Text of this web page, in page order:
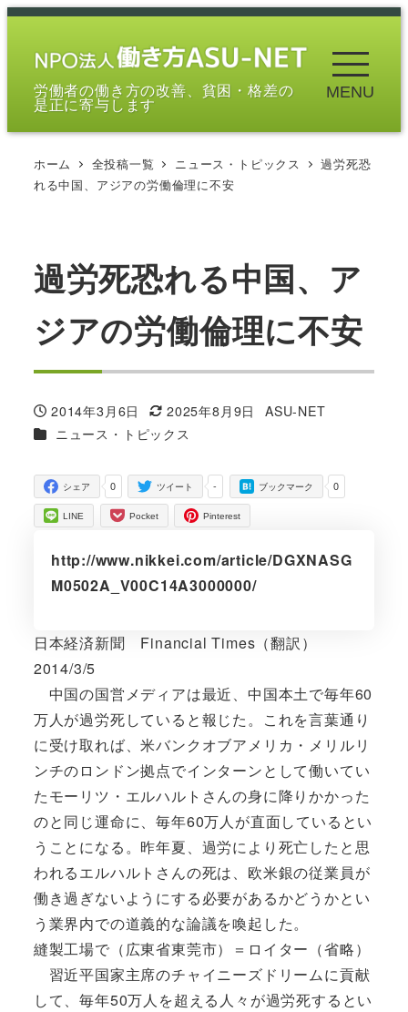
メ
労働者の働き方の改善、貧困・格差の
是正に寄与します
MENU
ホーム 全投稿一覧 ニュース・トピックス
過労死恐
れる中国、アジアの労働倫理に不安
過労死恐れる中国、ア
ジアの労働倫理に不安
投稿日
2014年3月6日
更新日
2025年8月9日
著
ASU-NET
カテゴリー
ニュース・トピックス
0
シェア -
ツイート 0
ブックマーク
LINE Pocket Pinterest
http://www.nikkei.com/article/DGXNASG
M0502A_V00C14A3000000/
日本経済新聞 Financial Times（翻訳）
2014/3/5
中国の国営メディアは最近、中国本土で毎年60
万人が過労死していると報じた。これを言葉通り
に受け取れば、米バンクオブアメリカ・メリルリ
ンチのロンドン拠点でインターンとして働いてい
たモーリツ・エルハルトさんの身に降りかかった
のと同じ運命に、毎年60万人が直面しているとい
うことになる。昨年夏、過労により死亡したと思
われるエルハルトさんの死は、欧米銀の従業員が
働き過ぎないようにする必要があるかどうかとい
う業界内での道義的な論議を喚起した。
縫製工場で（広東省東莞市）＝ロイター（省略）
習近平国家主席のチャイニーズドリームに貢献
して、毎年50万人を超える人々が過労死するとい